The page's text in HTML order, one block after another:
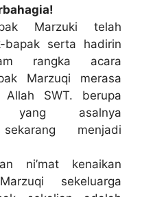
Marzuki telah
bapak serta hadirin
rangka acara
Marzuqi merasa
SWT. berupa
yang asalnya
menjadi
ni’mat kenaikan
sekeluarga